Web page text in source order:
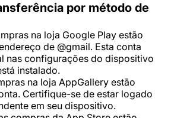
por método de
na loja Google Play estão
de @gmail. Esta conta
nas configurações do dispositivo
instalado.
na loja AppGallery estão
Certifique-se de estar logado
em seu dispositivo.